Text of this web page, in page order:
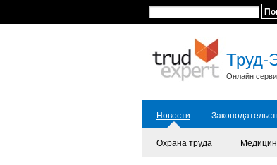
Труд-
Онлайн
Новости
Охрана труда